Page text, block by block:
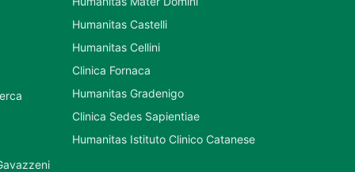
Humanitas Castelli
Humanitas Cellini
Clinica Fornaca
Humanitas Gradenigo
Clinica Sedes Sapientiae
Humanitas Istituto Clinico Catanese